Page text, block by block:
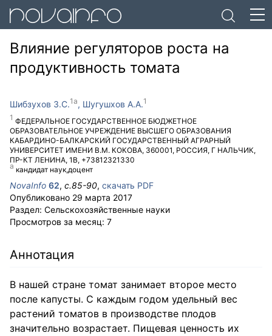
Влияние регуляторов роста на
продуктивность томата
Шибзухов З.С.
ФЕДЕРАЛЬНОЕ ГОСУДАРСТВЕННОЕ БЮДЖЕТНОЕ
ОБРАЗОВАТЕЛЬНОЕ УЧРЕЖДЕНИЕ ВЫСШЕГО ОБРАЗОВАНИЯ
КАБАРДИНО-БАЛКАРСКИЙ ГОСУДАРСТВЕННЫЙ АГРАРНЫЙ
УНИВЕРСИТЕТ ИМЕНИ В.М. КОКОВА, 360001, РОССИЯ, Г НАЛЬЧИК,
ПР-КТ ЛЕНИНА, 1В, +73812321330
кандидат наук,доцент
Шугушхов А.А.
NovaInfo 62, с.85-90, скачать PDF
Опубликовано 29 марта 2017
Раздел: Сельскохозяйственные науки
Просмотров за месяц: 7
Аннотация
В нашей стране томат занимает второе место
после капусты. С каждым годом удельный вес
растений томатов в производстве плодов
значительно возрастает. Пищевая ценность их